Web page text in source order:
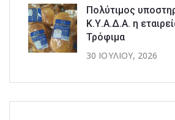
Πολύτιμος
Κ.Υ.Α.Δ.Α. η
Τρόφιμα
30 ΙΟΥΛΊΟΥ, 2026